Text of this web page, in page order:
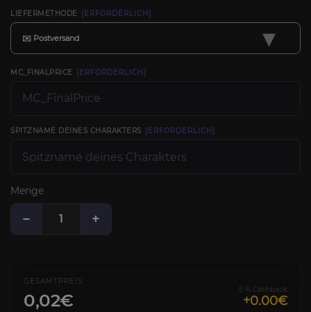
LIEFERMETHODE [ERFORDERLICH]
✉️ Postversand ▾
MC_FINALPRICE [ERFORDERLICH]
SPITZNAME DEINES CHARAKTERS [ERFORDERLICH]
Menge
− +
GESAMTPREIS
0,02€
5 % Cashback
+0.00€